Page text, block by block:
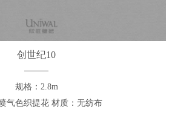
创世纪10
规格：2.8m
气色织提花 材质：无纺布